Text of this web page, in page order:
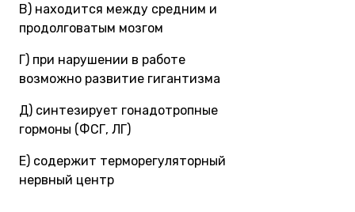
В) находится между средним и
продолговатым мозгом
Г) при нарушении в работе
возможно развитие гигантизма
Д) синтезирует гонадотропные
гормоны (ФСГ, ЛГ)
Е) содержит терморегуляторный
нервный центр